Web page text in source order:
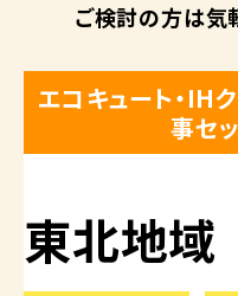
ご検討の方は気
エコキュート・IH
事セ
東北地域